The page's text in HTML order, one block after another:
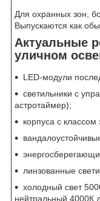
Для охранных зон,
Выпускаются как
Актуальные
уличном
LED-модули
светильники с
астротаймер);
корпуса с
линзованные
холодный свет
нейтральный 4000К